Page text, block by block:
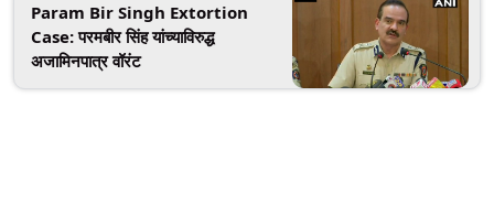
Param Bir Singh Extortion
Case: परमबीर सिंह यांच्याविरुद्ध
अजामिनपात्र वॉरंट